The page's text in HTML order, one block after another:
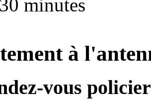
30 minutes
à
vous